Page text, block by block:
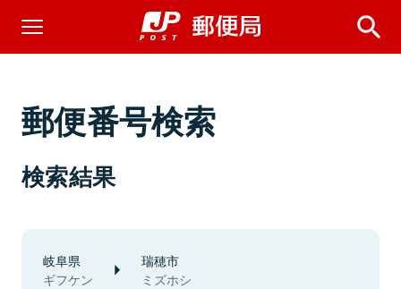
郵便番号検索
検索結果
岐阜県
ギフケン
瑞穂市
ミズホシ